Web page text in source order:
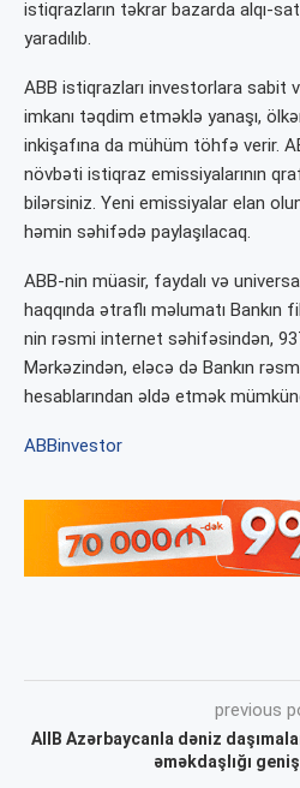
istiqrazların təkrar bazarda alqı-
yaradılıb.
ABB istiqrazları investorlara sabit
imkanı təqdim etməklə yanaşı,
inkişafına da mühüm töhfə verir.
növbəti istiqraz emissiyalarının
bilərsiniz. Yeni emissiyalar elan
həmin səhifədə paylaşılacaq.
ABB-nin müasir, faydalı və
haqqında ətraflı məlumatı Bankın
nin rəsmi internet səhifəsindən,
Mərkəzindən, eləcə də Bankın
hesablarından əldə etmək
ABBinvestor
previous
AIIB Azərbaycanla dəniz
əməkdaşlığı